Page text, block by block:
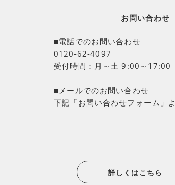
お問い合わせ
■電話でのお問い合わせ
0120-62-4097
受付時間：月～土 9:00～17:00
■メールでのお問い合わせ
下記「お問い合わせフォーム」
詳しくはこちら